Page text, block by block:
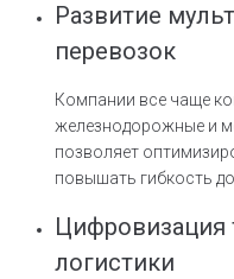
Развитие
перевозок
Компании все чаще
железнодорожные и
позволяет
повышать гибкость
Цифровизация
логистики